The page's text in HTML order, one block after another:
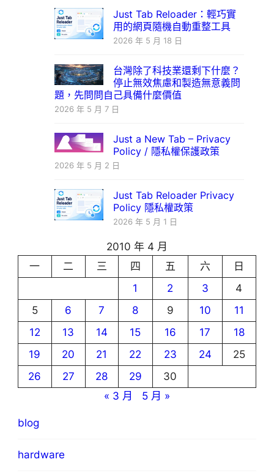
Just Tab Reloader：輕巧實
用的網頁隨機自動重整工具
2026 年 5 月 18 日
台灣除了科技業還剩下什麼？
停止無效焦慮和製造無意義問
題，先問問自己具備什麼價值
2026 年 5 月 7 日
Just a New Tab – Privacy
Policy / 隱私權保護政策
2026 年 5 月 2 日
Just Tab Reloader Privacy
Policy 隱私權政策
2026 年 5 月 1 日
2010 年 4 月
一
二 三 四 五 六
日
1
2 3
4
5
6 7 8 9 10
11
12
13 14 15 16 17
18
19
20 21 22 23 24
25
26
27 28 29
30
« 3 月
5 月 »
blog
hardware